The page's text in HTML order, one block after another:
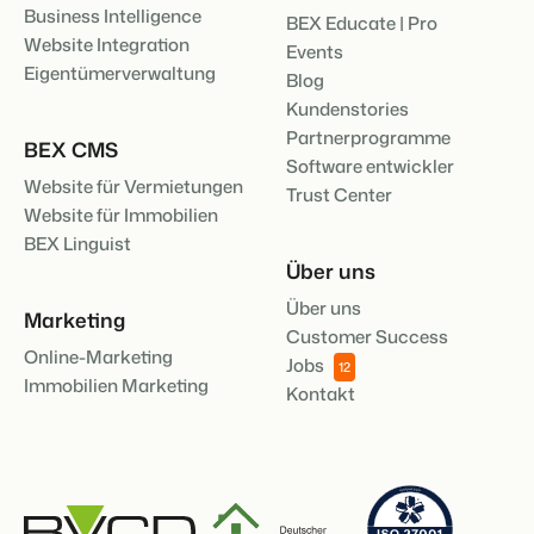
Business Intelligence
Website Integration
Eigentümerverwaltung
BEX CMS
Website für Vermietungen
Website für Immobilien
BEX Linguist
Marketing
Online-Marketing
Immobilien Marketing
BEX Educate | Pro
Events
Blog
Kundenstories
Partnerprogramme
Software entwickler
Trust Center
Über uns
Über uns
Customer Success
Jobs
12
Kontakt